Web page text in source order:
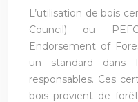
L’utilisation de bois
Council) ou
Endorsement of
un standard dans
responsables. Ces
bois provient de